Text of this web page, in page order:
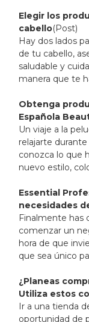
Elegir los
cabello(Post)
Hay dos lados
de tu cabello,
saludable y
manera que te
Obtenga
Española
Un viaje a la
relajarte
conozca lo que
nuevo estilo,
Essential
necesidades
Finalmente has
comenzar un
hora de que
que sea único
¿Planeas
Utiliza estos
Ir a una tienda
oportunidad de